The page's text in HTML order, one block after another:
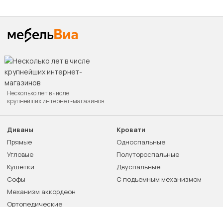
Несколько лет в числе
крупнейших интернет-магазинов
Диваны
Прямые
Угловые
Кушетки
Софы
Механизм аккордеон
Ортопедические
Кровати
Односпальные
Полутороспальные
Двуспальные
С подъемным механизмом